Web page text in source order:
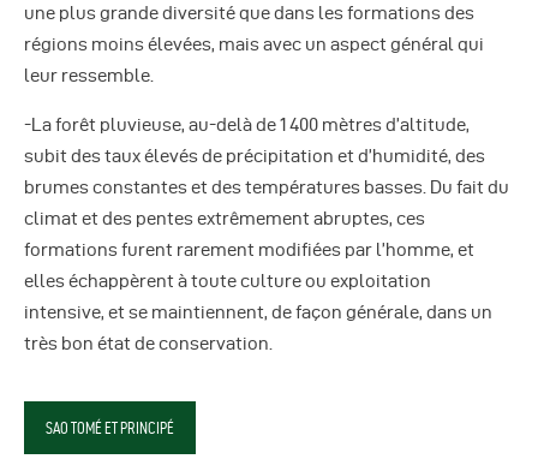
une plus grande diversité que dans les formations des
régions moins élevées, mais avec un aspect général qui
leur ressemble.
-La forêt pluvieuse, au-delà de 1 400 mètres d’altitude,
subit des taux élevés de précipitation et d’humidité, des
brumes constantes et des températures basses. Du fait du
climat et des pentes extrêmement abruptes, ces
formations furent rarement modifiées par l’homme, et
elles échappèrent à toute culture ou exploitation
intensive, et se maintiennent, de façon générale, dans un
très bon état de conservation.
SAO TOMÉ ET PRINCIPÉ